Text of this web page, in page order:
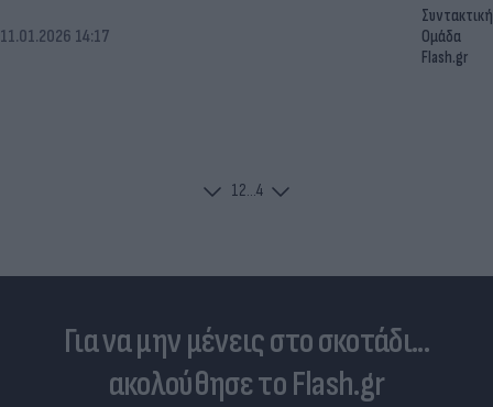
11.01.2026 14:17
Συντακτική
Ομάδα
Flash.gr
12...4
Για να μην μένεις στο σκοτάδι...
ακολούθησε το Flash.gr